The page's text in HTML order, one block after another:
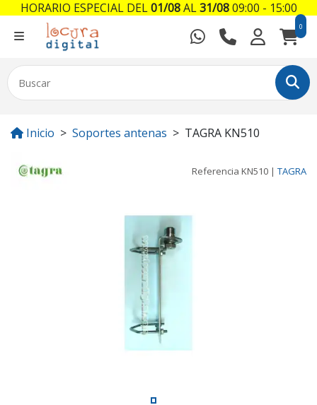
0
Inicio Soportes antenas TAGRA KN510
Referencia KN510 | TAGRA
HORARIO ESPECIAL DEL01/08AL31/0809:00 - 15:00